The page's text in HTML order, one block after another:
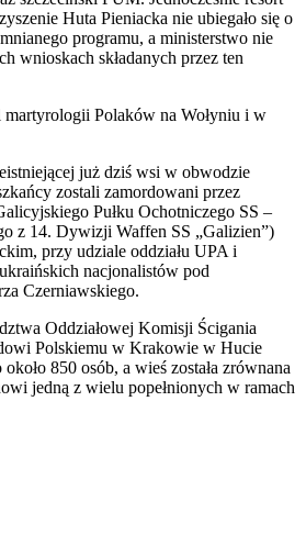
Huta Pieniacka nie ubiegało się o
programu, a ministerstwo nie
wnioskach składanych przez ten
martyrologii Polaków na Wołyniu i w
już dziś wsi w obwodzie
zostali zamordowani przez
Pułku Ochotniczego SS –
z 14. Dywizji Waffen SS „Galizien”)
przy udziale oddziału UPA i
nacjonalistów pod
Czerniawskiego.
Oddziałowej Komisji Ścigania
Polskiemu w Krakowie w Hucie
850 osób, a wieś została zrównana
jedną z wielu popełnionych w ramach